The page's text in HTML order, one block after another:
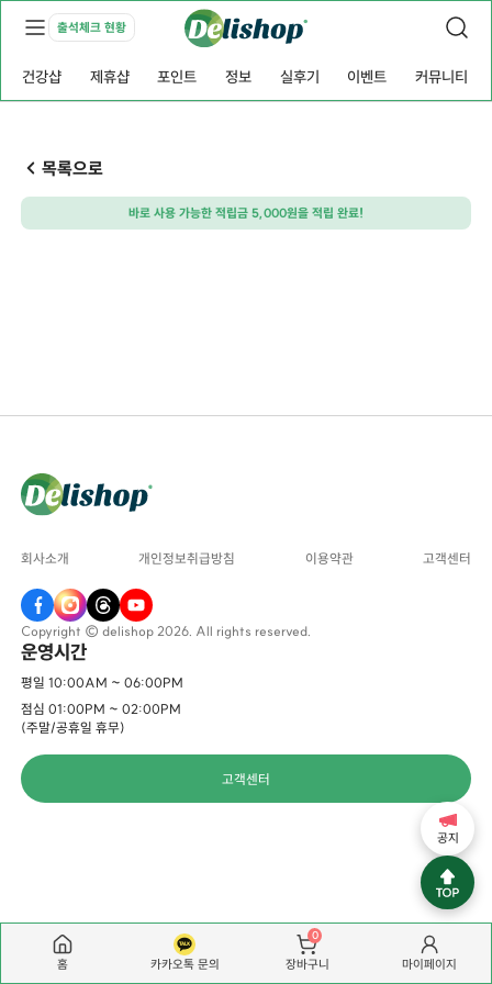
출석체크 현황
건강샵 제휴샵 포인트 정보 실후기 이벤트 커뮤니티
목록으로
바로 사용 가능한 적립금 5,000원을 적립 완료!
회사소개 개인정보취급방침 이용약관 고객센터
Copyright © delishop 2026. All rights reserved.
운영시간
평일 10:00AM ~ 06:00PM
점심 01:00PM ~ 02:00PM
(주말/공휴일 휴무)
고객센터
공지
홈 카카오톡 문의
0
장바구니 마이페이지